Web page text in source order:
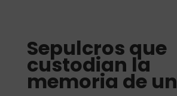
Sepulcros que
custodian la
memoria de